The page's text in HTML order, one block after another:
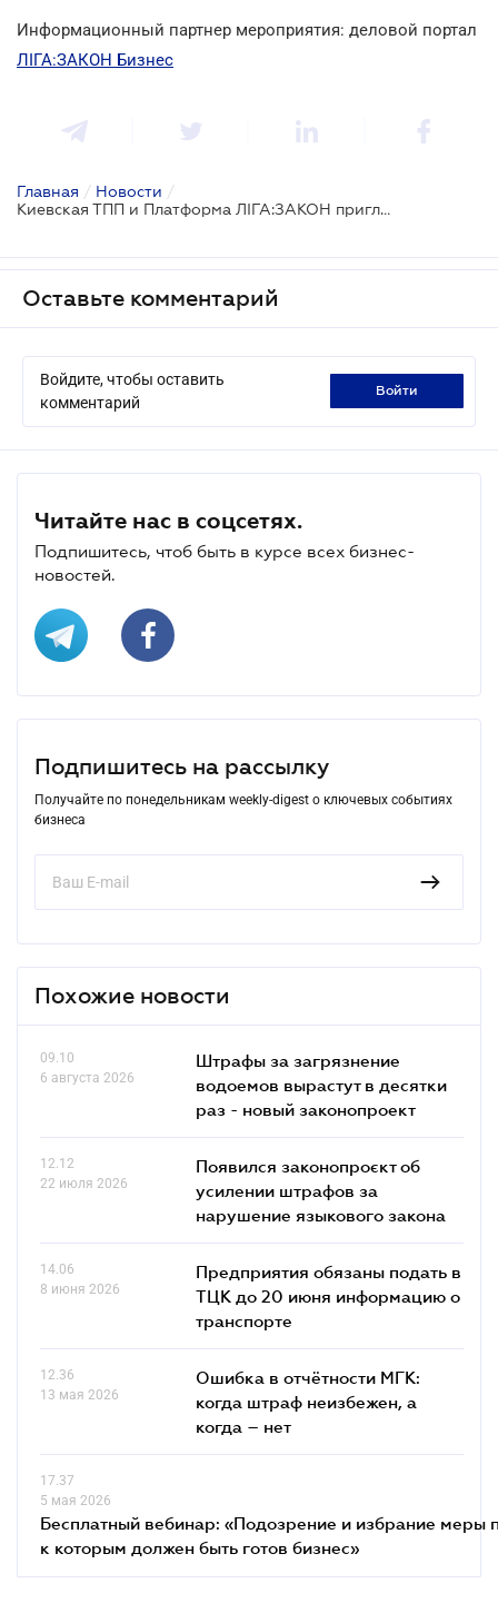
Информационный партнер мероприятия: деловой портал
ЛІГА:ЗАКОН Бизнес
Главная / Новости /
Киевская ТПП и Платформа ЛІГА:ЗАКОН приглашают предпринимателей на деловое мероприятие
Оставьте комментарий
Войдите, чтобы оставить
комментарий
войти
Читайте нас в соцсетях.
Подпишитесь, чтоб быть в курсе всех бизнес-
новостей.
Подпишитесь на рассылку
Получайте по понедельникам weekly-digest о ключевых событиях
бизнеса
Похожие новости
09.10
6 августа 2026
Штрафы за загрязнение
водоемов вырастут в десятки
раз - новый законопроект
12.12
22 июля 2026
Появился законопроєкт об
усилении штрафов за
нарушение языкового закона
14.06
8 июня 2026
Предприятия обязаны подать в
ТЦК до 20 июня информацию о
транспорте
12.36
13 мая 2026
Ошибка в отчётности МГК:
когда штраф неизбежен, а
когда – нет
17.37
5 мая 2026
Бесплатный вебинар: «Подозрение и избрание меры
к которым должен быть готов бизнес»